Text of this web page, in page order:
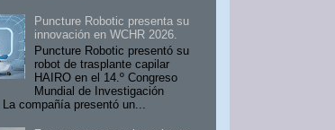
Puncture Robotic presenta su
innovación en WCHR 2026.
Puncture Robotic presentó su
robot de trasplante capilar
HAIRO en el 14.º Congreso
Mundial de Investigación
compañía presentó un...